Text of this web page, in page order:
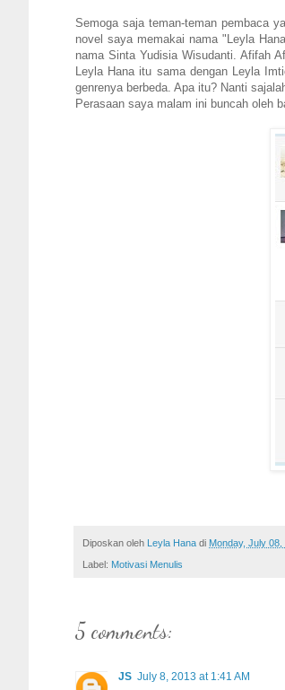
Semoga saja teman-teman pembaca
novel saya memakai nama "Leyla
nama Sinta Yudisia Wisudanti. Afifah
Leyla Hana itu sama dengan Leyla
genrenya berbeda. Apa itu? Nanti
Perasaan saya malam ini buncah oleh
Diposkan oleh Leyla Hana di Monday, July 08,
Label: Motivasi Menulis
5 comments:
JS July 8, 2013 at 1:41 AM